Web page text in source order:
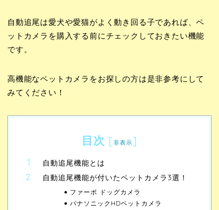
自動追尾は愛犬や愛猫がよく動き回る子であれば、ペ
ットカメラを購入する前にチェックしておきたい機能
です。
高機能なペットカメラをお探しの方は是非参考にして
みてください！
目次 [非表示]
自動追尾機能とは
自動追尾機能が付いたペットカメラ3選！
ファーボ ドッグカメラ
パナソニックHDペットカメラ